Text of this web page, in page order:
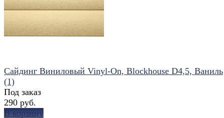
Сайдинг Виниловый Vinyl-On, Blockhouse D4,5, Ваниль
(1)
Под заказ
290 руб.
В корзину